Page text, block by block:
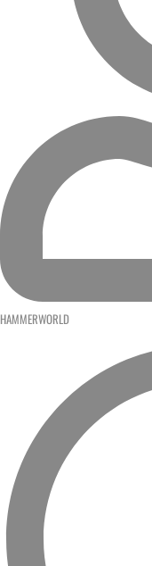
HAMMERWORLD